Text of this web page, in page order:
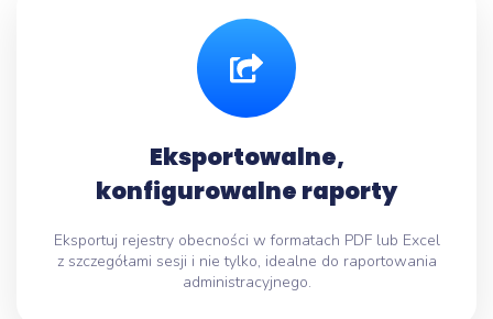
Eksportowalne,
konfigurowalne raporty
Eksportuj rejestry obecności w formatach PDF lub Excel
z szczegółami sesji i nie tylko, idealne do raportowania
administracyjnego.